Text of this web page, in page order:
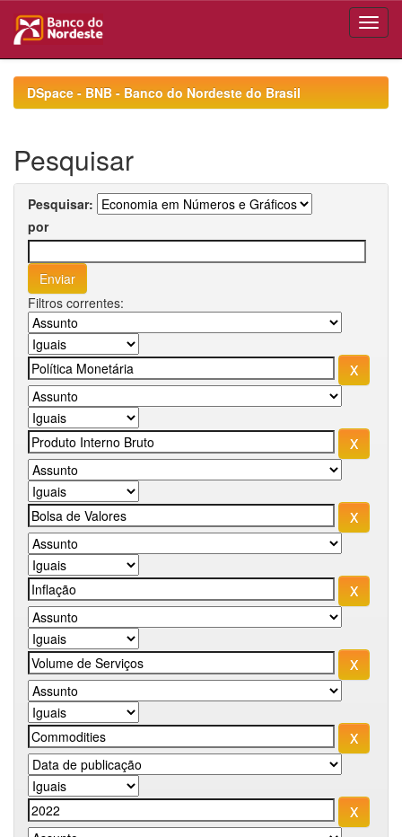
navigationDSpace - BNB - Banco do Nordeste do Brasil
Pesquisar
Pesquisar:
por
Filtros correntes: